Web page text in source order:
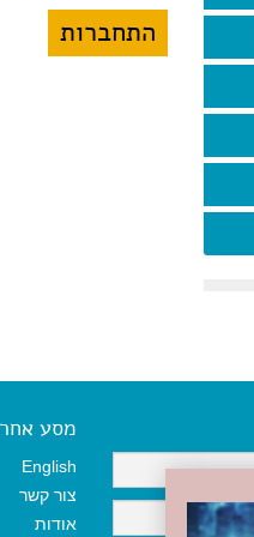
מסע אחר
English
צור קשר
אודות